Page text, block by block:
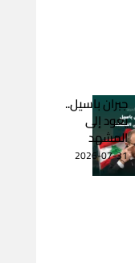
جبران باسيل..
يعود إلى
المشهد
2026-07-31